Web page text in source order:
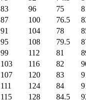
83 96 75
87 100 76.5
91 104 78
95 108 79.5
99 112 81
103 116 82
107 120 83
111 124 84
115 128 84.5